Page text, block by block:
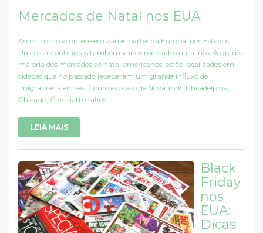
Mercados de Natal nos EUA
Assim como acontece em várias partes da Europa, nos Estados
Unidos encontramos também vários mercados natalinos. A grande
maioria dos mercados de natal americanos, estão localizados em
cidades que no passado receberam um grande influxo de
imigrantes alemães. Como é o caso de Nova York, Philadelphia,
Chicago, Cincinatti e afins.
LEIA MAIS
Black
Friday
nos
EUA:
Dicas